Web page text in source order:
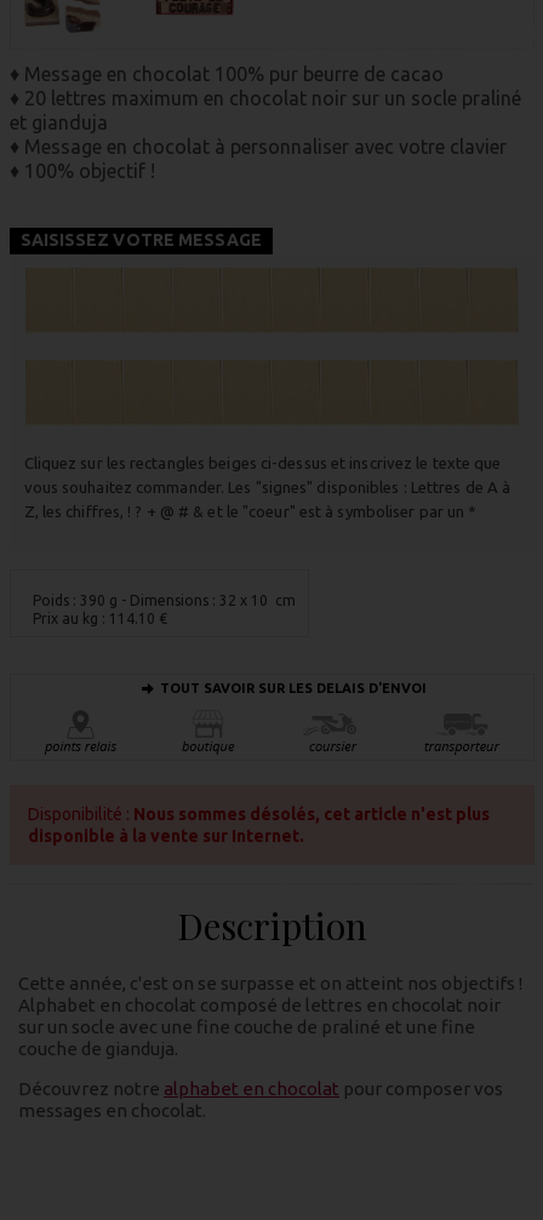
♦ Message en chocolat 100% pur beurre de cacao
♦ 20 lettres maximum en chocolat noir sur un socle praliné
et gianduja
♦ Message en chocolat à personnaliser avec votre clavier
♦ 100% objectif !
SAISISSEZ VOTRE MESSAGE
Cliquez sur les rectangles beiges ci-dessus et inscrivez le texte que
vous souhaitez commander. Les "signes" disponibles : Lettres de A à
Z, les chiffres, ! ? + @ # & et le "coeur" est à symboliser par un *
Poids : 390 g - Dimensions : 32 x 10 cm
Prix au kg : 114.10 €
TOUT SAVOIR SUR LES DELAIS D'ENVOI
Disponibilité : Nous sommes désolés, cet article n'est plus
disponible à la vente sur Internet.
Description
Cette année, c'est on se surpasse et on atteint nos objectifs !
Alphabet en chocolat composé de lettres en chocolat noir
sur un socle avec une fine couche de praliné et une fine
couche de gianduja.
Découvrez notre alphabet en chocolat pour composer vos
messages en chocolat.